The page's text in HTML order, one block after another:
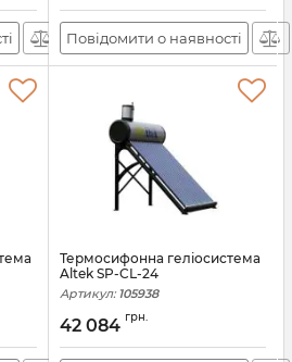
Повідомити о наявності
Термосифонна геліосистема
Altek SP-CL-24
Артикул: 105938
42 084 грн.